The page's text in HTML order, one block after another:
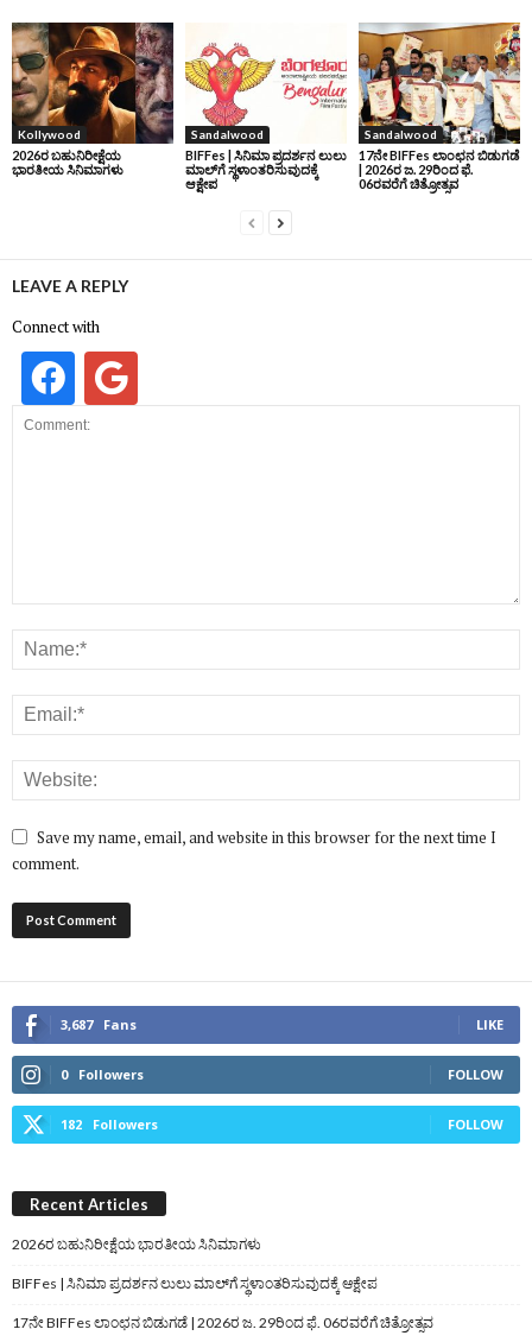
Kollywood
2026ರ ಬಹುನಿರೀಕ್ಷೆಯ
ಭಾರತೀಯ ಸಿನಿಮಾಗಳು
Sandalwood
BIFFes | ಸಿನಿಮಾ ಪ್ರದರ್ಶನ ಲುಲು
ಮಾಲ್‌ಗೆ ಸ್ಥಳಾಂತರಿಸುವುದಕ್ಕೆ
ಆಕ್ಷೇಪ
Sandalwood
17ನೇ BIFFes ಲಾಂಛನ ಬಿಡುಗಡೆ
| 2026ರ ಜ. 29ರಿಂದ ಫೆ.
06ರವರೆಗೆ ಚಿತ್ರೋತ್ಸವ
LEAVE A REPLY
Connect with
Save my name, email, and website in this browser for the next time I
comment.
3,687 Fans LIKE
0 Followers FOLLOW
182 Followers FOLLOW
Recent Articles
2026ರ ಬಹುನಿರೀಕ್ಷೆಯ ಭಾರತೀಯ ಸಿನಿಮಾಗಳು
BIFFes | ಸಿನಿಮಾ ಪ್ರದರ್ಶನ ಲುಲು ಮಾಲ್‌ಗೆ ಸ್ಥಳಾಂತರಿಸುವುದಕ್ಕೆ ಆಕ್ಷೇಪ
17ನೇ BIFFes ಲಾಂಛನ ಬಿಡುಗಡೆ | 2026ರ ಜ. 29ರಿಂದ ಫೆ. 06ರವರೆಗೆ ಚಿತ್ರೋತ್ಸವ